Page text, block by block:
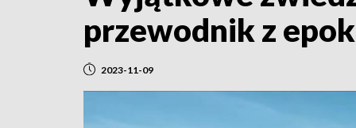
przewodnik z
2023-11-09